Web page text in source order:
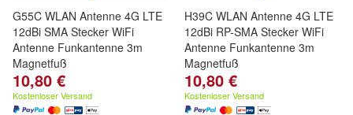
G55C WLAN Antenne 4G LTE
12dBi SMA Stecker WiFi
Antenne Funkantenne 3m
Magnetfuß
10,80 €
Kostenloser Versand
H39C WLAN Antenne 4G LTE
12dBi RP-SMA Stecker WiFi
Antenne Funkantenne 3m
Magnetfuß
10,80 €
Kostenloser Versand